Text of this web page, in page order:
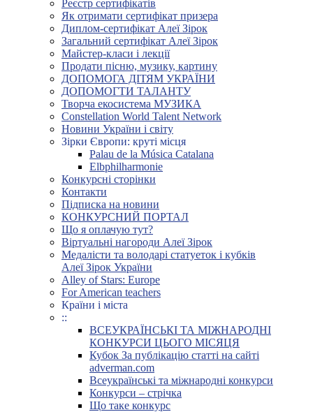
Реєстр сертифікатів
Як отримати сертифікат призера
Диплом-сертифікат Алеї Зірок
Загальний сертифікат Алеї Зірок
Майстер-класи і лекції
Продати пісню, музику, картину
ДОПОМОГА ДІТЯМ УКРАЇНИ
ДОПОМОГТИ ТАЛАНТУ
Творча екосистема МУЗИКА
Constellation World Talent Network
Новини України і світу
Зірки Європи: круті місця
Palau de la Música Catalana
Elbphilharmonie
Конкурсні сторінки
Контакти
Підписка на новини
КОНКУРСНИЙ ПОРТАЛ
Що я оплачую тут?
Віртуальні нагороди Алеї Зірок
Медалісти та володарі статуеток і кубків
Алеї Зірок України
Alley of Stars: Europe
For American teachers
Країни і міста
::
ВСЕУКРАЇНСЬКІ ТА МІЖНАРОДНІ
КОНКУРСИ ЦЬОГО МІСЯЦЯ
Кубок За публікацію статті на сайті
adverman.com
Всеукраїнські та міжнародні конкурси
Конкурси – стрічка
Що таке конкурс